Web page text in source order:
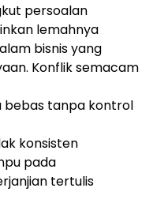
persoalan
lemahnya
bisnis yang
Konflik semacam
bebas tanpa kontrol
konsisten
pada
tertulis